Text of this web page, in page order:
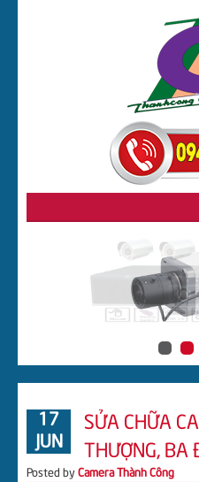
17
JUN
SỬA CHỮA
THƯỢNG, BA
Posted by Camera Thành Công